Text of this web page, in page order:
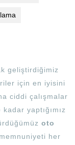
geliştirdiğimiz
için en iyisini
ciddi çalışmalar
yaptığımız
oto
her